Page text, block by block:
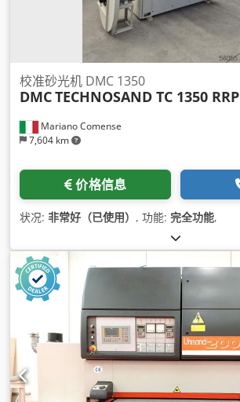
Mariano Comense
7,604 km
校准砂光机 DMC 1350
DMCTECHNOSAND TC 1350 RRP
价格信息
状况: 非常好（已使用） , 功能: 完全功能,